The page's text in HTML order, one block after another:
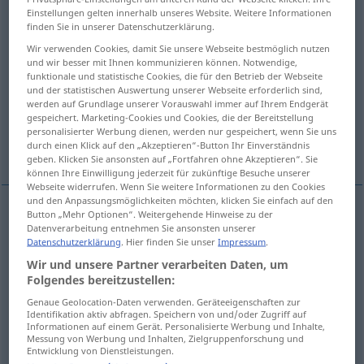
Übersicht aller Übersetzungen
(Für mehr Details die Übersetzung anklicken/antippen)
bestimmen, vorsehen
vorausbestimmen, prädestinieren,
ausersehen
bestimmen,vorsehen destinething: intend
(voraus)bestimmen,prädestinieren,ausersehen
besondersdurch UmständeodSchicksal)
destine
Einstellungen gelten innerhalb unseres Website. Weitere Informationen
finden Sie in unserer Datenschutzerklärung.
Wir verwenden Cookies, damit Sie unsere Webseite bestmöglich nutzen
und wir besser mit Ihnen kommunizieren können. Notwendige,
funktionale und statistische Cookies, die für den Betrieb der Webseite
und der statistischen Auswertung unserer Webseite erforderlich sind,
werden auf Grundlage unserer Vorauswahl immer auf Ihrem Endgerät
gespeichert. Marketing-Cookies und Cookies, die der Bereitstellung
personalisierter Werbung dienen, werden nur gespeichert, wenn Sie uns
durch einen Klick auf den „Akzeptieren“-Button Ihr Einverständnis
geben. Klicken Sie ansonsten auf „Fortfahren ohne Akzeptieren“. Sie
können Ihre Einwilligung jederzeit für zukünftige Besuche unserer
Webseite widerrufen. Wenn Sie weitere Informationen zu den Cookies
und den Anpassungsmöglichkeiten möchten, klicken Sie einfach auf den
Button „Mehr Optionen“. Weitergehende Hinweise zu der
Datenverarbeitung entnehmen Sie ansonsten unserer
Datenschutzerklärung. Hier finden Sie unserImpressum.
Wir und unsere Partner verarbeiten Daten, um
Folgendes bereitzustellen:
Genaue Geolocation-Daten verwenden. Geräteeigenschaften zur
Identifikation aktiv abfragen. Speichern von und/oder Zugriff auf
Informationen auf einem Gerät. Personalisierte Werbung und Inhalte,
Messung von Werbung und Inhalten, Zielgruppenforschung und
Entwicklung von Dienstleistungen.